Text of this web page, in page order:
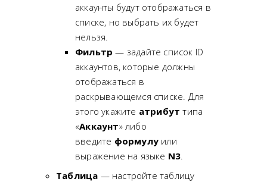
аккаунты будут отображаться в
списке, но выбрать их будет
нельзя.
Фильтр — задайте список ID
аккаунтов, которые должны
отображаться в
раскрывающемся списке. Для
этого укажите атрибут типа
«Аккаунт» либо
введите формулу или
выражение на языке N3
Таблица — настройте таблицу